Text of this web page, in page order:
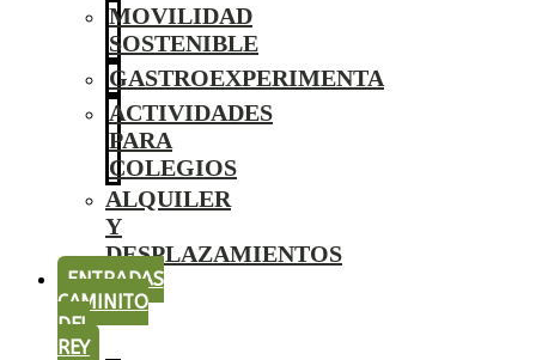
MOVILIDAD
SOSTENIBLE
GASTROEXPERIMENTA
ACTIVIDADES
PARA
COLEGIOS
ALQUILER
Y
DESPLAZAMIENTOS
ENTRADAS
CAMINITO
DEL
REY